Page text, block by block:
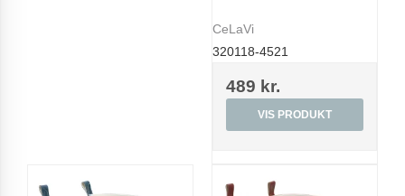
CeLaVi
320118-4521
489 kr.
VIS PRODUKT